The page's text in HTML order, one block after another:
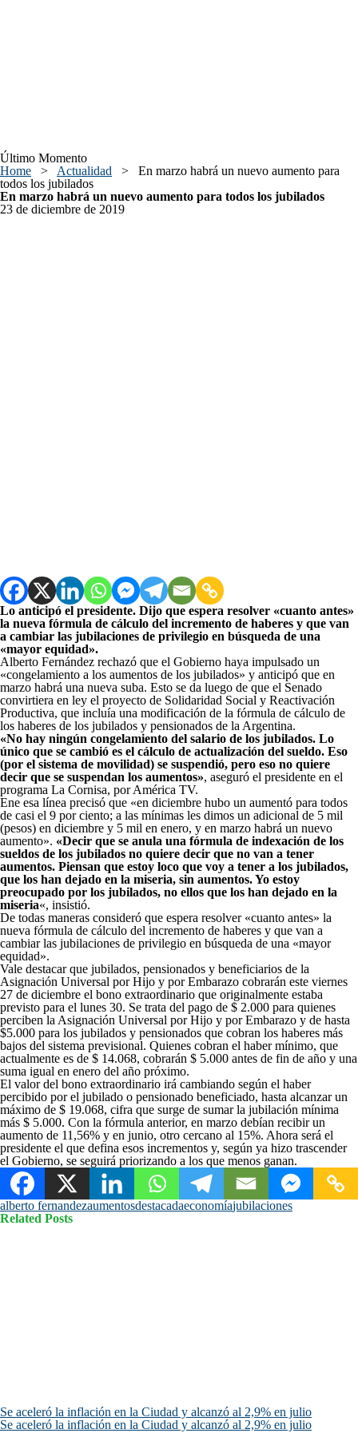
Último Momento
Home > Actualidad > En marzo habrá un nuevo aumento para
todos los jubilados
En marzo habrá un nuevo aumento para todos los jubilados
23 de diciembre de 2019
Lo anticipó el presidente. Dijo que espera resolver «cuanto antes»
la nueva fórmula de cálculo del incremento de haberes y que van
a cambiar las jubilaciones de privilegio en búsqueda de una
«mayor equidad».
Alberto Fernández rechazó que el Gobierno haya impulsado un
«congelamiento a los aumentos de los jubilados» y anticipó que en
marzo habrá una nueva suba. Esto se da luego de que el Senado
convirtiera en ley el proyecto de Solidaridad Social y Reactivación
Productiva, que incluía una modificación de la fórmula de cálculo de
los haberes de los jubilados y pensionados de la Argentina.
«No hay ningún congelamiento del salario de los jubilados. Lo
único que se cambió es el cálculo de actualización del sueldo. Eso
(por el sistema de movilidad) se suspendió, pero eso no quiere
decir que se suspendan los aumentos», aseguró el presidente en el
programa La Cornisa, por América TV.
Ene esa línea precisó que «en diciembre hubo un aumentó para todos
de casi el 9 por ciento; a las mínimas les dimos un adicional de 5 mil
(pesos) en diciembre y 5 mil en enero, y en marzo habrá un nuevo
aumento». «Decir que se anula una fórmula de indexación de los
sueldos de los jubilados no quiere decir que no van a tener
aumentos. Piensan que estoy loco que voy a tener a los jubilados,
que los han dejado en la miseria, sin aumentos. Yo estoy
preocupado por los jubilados, no ellos que los han dejado en la
miseria«, insistió.
De todas maneras consideró que espera resolver «cuanto antes» la
nueva fórmula de cálculo del incremento de haberes y que van a
cambiar las jubilaciones de privilegio en búsqueda de una «mayor
equidad».
Vale destacar que jubilados, pensionados y beneficiarios de la
Asignación Universal por Hijo y por Embarazo cobrarán este viernes
27 de diciembre el bono extraordinario que originalmente estaba
previsto para el lunes 30. Se trata del pago de $ 2.000 para quienes
perciben la Asignación Universal por Hijo y por Embarazo y de hasta
$5.000 para los jubilados y pensionados que cobran los haberes más
bajos del sistema previsional. Quienes cobran el haber mínimo, que
actualmente es de $ 14.068, cobrarán $ 5.000 antes de fin de año y una
suma igual en enero del año próximo.
El valor del bono extraordinario irá cambiando según el haber
percibido por el jubilado o pensionado beneficiado, hasta alcanzar un
máximo de $ 19.068, cifra que surge de sumar la jubilación mínima
más $ 5.000. Con la fórmula anterior, en marzo debían recibir un
aumento de 11,56% y en junio, otro cercano al 15%. Ahora será el
presidente el que defina esos incrementos y, según ya hizo trascender
el Gobierno, se seguirá priorizando a los que menos ganan.
alberto fernandezaumentosdestacadaeconomíajubilaciones
Related Posts
Se aceleró la inflación en la Ciudad y alcanzó al 2,9% en julio
Se aceleró la inflación en la Ciudad y alcanzó al 2,9% en julio